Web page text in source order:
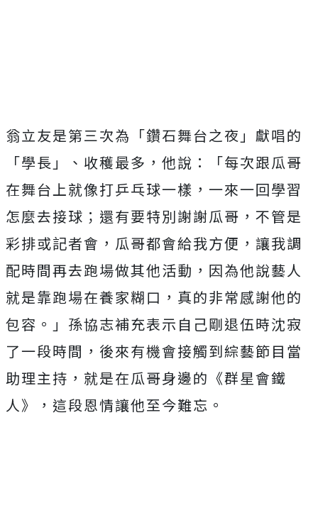
翁立友是第三次為「鑽石舞台之夜」獻唱的
「學長」、收穫最多，他說：「每次跟瓜哥
在舞台上就像打乒乓球一樣，一來一回學習
怎麼去接球；還有要特別謝謝瓜哥，不管是
彩排或記者會，瓜哥都會給我方便，讓我調
配時間再去跑場做其他活動，因為他說藝人
就是靠跑場在養家糊口，真的非常感謝他的
包容。」孫協志補充表示自己剛退伍時沈寂
了一段時間，後來有機會接觸到綜藝節目當
助理主持，就是在瓜哥身邊的《群星會鐵
人》，這段恩情讓他至今難忘。